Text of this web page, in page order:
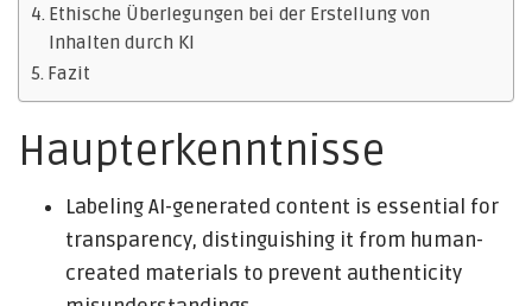
Ethische Überlegungen bei der Erstellung von
Inhalten durch KI
Fazit
Haupterkenntnisse
Labeling AI-generated content is essential for
transparency, distinguishing it from human-
created materials to prevent authenticity